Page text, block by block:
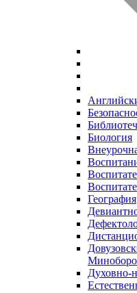
Биология
География